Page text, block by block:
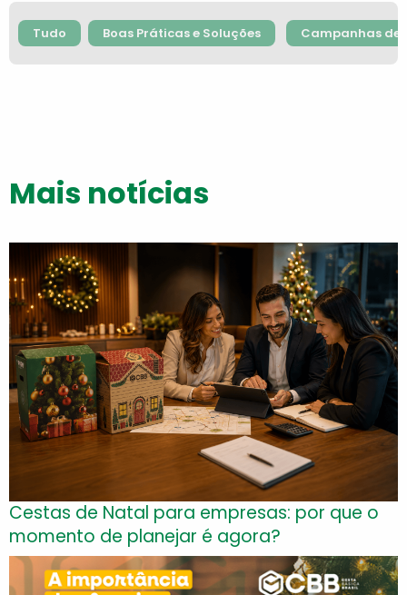
Tudo Boas Práticas e Soluções Campanhas de
Mais notícias
Cestas de Natal para empresas: por que o
momento de planejar é agora?